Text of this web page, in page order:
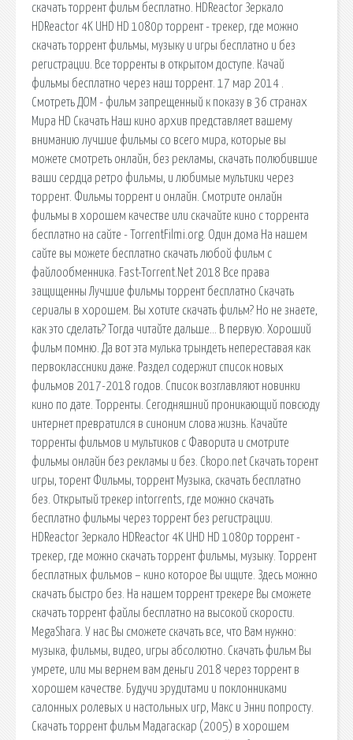
скачать торрент фильм бесплатно. HDReactor Зеркало
HDReactor 4K UHD HD 1080p торрент - трекер, где можно
скачать торрент фильмы, музыку и игры бесплатно и без
регистрации. Все торренты в открытом доступе. Качай
фильмы бесплатно через наш торрент. 17 мар 2014 .
Смотреть ДОМ - фильм запрещенный к показу в 36 странах
Мира HD Скачать Наш кино архив представляет вашему
вниманию лучшие фильмы со всего мира, которые вы
можете смотреть онлайн, без рекламы, скачать полюбившие
ваши сердца ретро фильмы, и любимые мультики через
торрент. Фильмы торрент и онлайн. Смотрите онлайн
фильмы в хорошем качестве или скачайте кино с торрента
бесплатно на сайте - TorrentFilmi.org. Один дома На нашем
сайте вы можете бесплатно скачать любой фильм с
файлообменника. Fast-Torrent.Net 2018 Все права
защищенны Лучшие фильмы торрент бесплатно Скачать
сериалы в хорошем. Вы хотите скачать фильм? Но не знаете,
как это сделать? Тогда читайте дальше… В первую. Хороший
фильм помню. Да вот эта мулька трындеть непереставая как
первоклассники даже. Раздел содержит список новых
фильмов 2017-2018 годов. Список возглавляют новинки
кино по дате. Торренты. Сегодняшний проникающий повсюду
интернет превратился в синоним слова жизнь. Качайте
торренты фильмов и мультиков с Фаворита и смотрите
фильмы онлайн без рекламы и без. Ckopo.net Скачать торент
игры, торент Фильмы, торрент Музыка, скачать бесплатно
без. Открытый трекер intorrents, где можно скачать
бесплатно фильмы через торрент без регистрации.
HDReactor Зеркало HDReactor 4K UHD HD 1080p торрент -
трекер, где можно скачать торрент фильмы, музыку. Торрент
бесплатных фильмов – кино которое Вы ищите. Здесь можно
скачать быстро без. На нашем торрент трекере Вы сможете
скачать торрент файлы бесплатно на высокой скорости.
MegaShara. У нас Вы сможете скачать все, что Вам нужно:
музыка, фильмы, видео, игры абсолютно. Скачать фильм Вы
умрете, или мы вернем вам деньги 2018 через торрент в
хорошем качестве. Будучи эрудитами и поклонниками
салонных ролевых и настольных игр, Макс и Энни попросту.
Скачать торрент фильм Мадагаскар (2005) в хорошем